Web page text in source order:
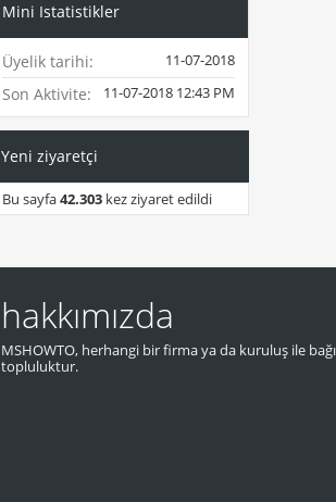
Mini Istatistikler
Üyelik tarihi 11-07-2018
Son Aktivite 11-07-2018 12:43 PM
Yeni ziyaretçi
Bu sayfa42.303 kez ziyaret edildi
hakkımızda
MSHOWTO, herhangi bir firma ya da kuruluş ile
topluluktur.